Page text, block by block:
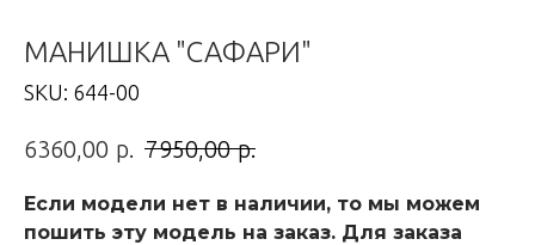
МАНИШКА "САФАРИ"
SKU: 644-00
6360,00 р. 7950,00 р.
Если модели нет в наличии, то мы можем
пошить эту модель на заказ. Для заказа